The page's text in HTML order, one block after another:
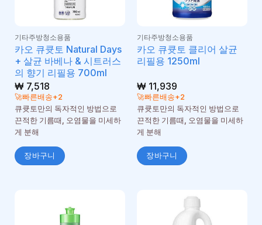
기타주방청소용품
카오 큐큣토 Natural Days
+ 살균 바베나 & 시트러스
의 향기 리필용 700ml
₩7,518
🚀빠른배송+2
큐큣토만의 독자적인 방법으로
끈적한 기름때, 오염물을 미세하
게 분해
장바구니
기타주방청소용품
카오 큐큣토 클리어 살균
리필용 1250ml
₩11,939
🚀빠른배송+2
큐큣토만의 독자적인 방법으로
끈적한 기름때, 오염물을 미세하
게 분해
장바구니